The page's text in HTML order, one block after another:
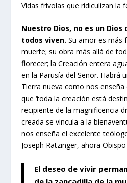
Vidas frívolas que ridiculizan la
Nuestro Dios, no es un
todos viven. Su amor es más
muerte; su obra más allá de
florecer; la Creación entera
en la Parusía del Señor. Habrá
Tierra nueva como nos
que ‘toda la creación está
recipiente de la magnificencia
creada se vincula a la
nos enseña el excelente
Joseph Ratzinger, ahora
El deseo de vivir